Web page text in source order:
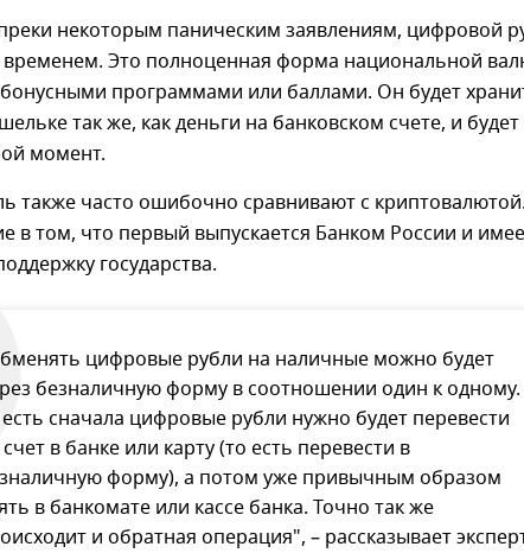
некоторым паническим заявлениям, цифровой
временем. Это полноценная форма национальной
бонусными программами или баллами. Он будет
так же, как деньги на банковском счете, и будет
момент.
также часто ошибочно сравнивают с криптовалютой.
в том, что первый выпускается Банком России и
государства.
цифровые рубли на наличные можно будет
безналичную форму в соотношении один к одному.
сначала цифровые рубли нужно будет перевести
в банке или карту (то есть перевести в
форму), а потом уже привычным образом
в банкомате или кассе банка. Точно так же
и обратная операция", – рассказывает